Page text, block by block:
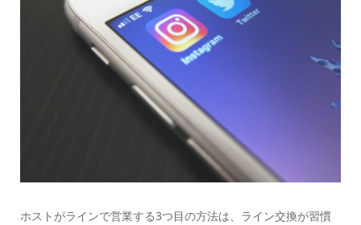
ホストがラインで営業する3つ目の方法は、ライン交換が習慣